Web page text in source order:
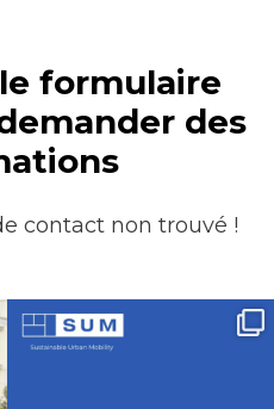
formulaire
des
contact non trouvé !
Venite a trovarci allo stand J16 a Italian
Bike